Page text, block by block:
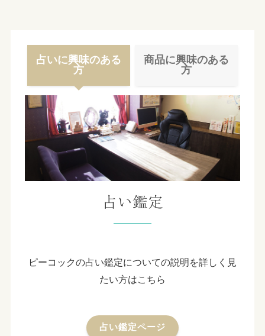
占いに興味のある
方
商品に興味のある
方
占い鑑定
ピーコックの占い鑑定についての説明を詳しく見
たい方はこちら
占い鑑定ページ